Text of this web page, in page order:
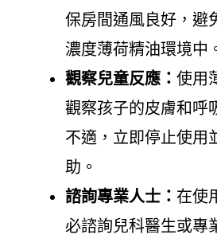
保房間通風良好，避
濃度薄荷精油環境中
觀察兒童反應： 使用
觀察孩子的皮膚和呼
不適，立即停止使用
助。
諮詢專業人士： 在使
必諮詢兒科醫生或專